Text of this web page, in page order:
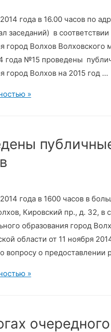
года в 16.00 часов по
заседаний) в
город Волхов
года №15 проведены
город Волхов на 2015 год …
»
года в 1600 часов в
Кировский пр., д. 32, в
образования город
области от 11 ноября
вопросу о
»